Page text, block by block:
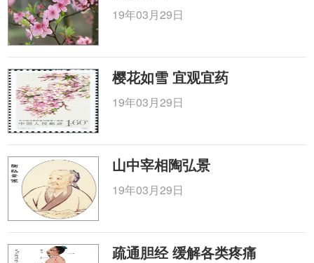
19年03月29日
樱花如雪 宜观宜药
19年03月29日
山中宰相陶弘景
19年03月29日
疏通胆经 缓解各类疼痛